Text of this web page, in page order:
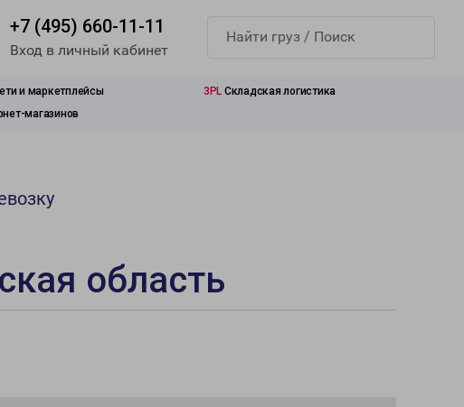
+7 (495) 660-11-11
Вход в личный кабинет
и маркетплейсы 3PL Складская логистика
магазинов
область